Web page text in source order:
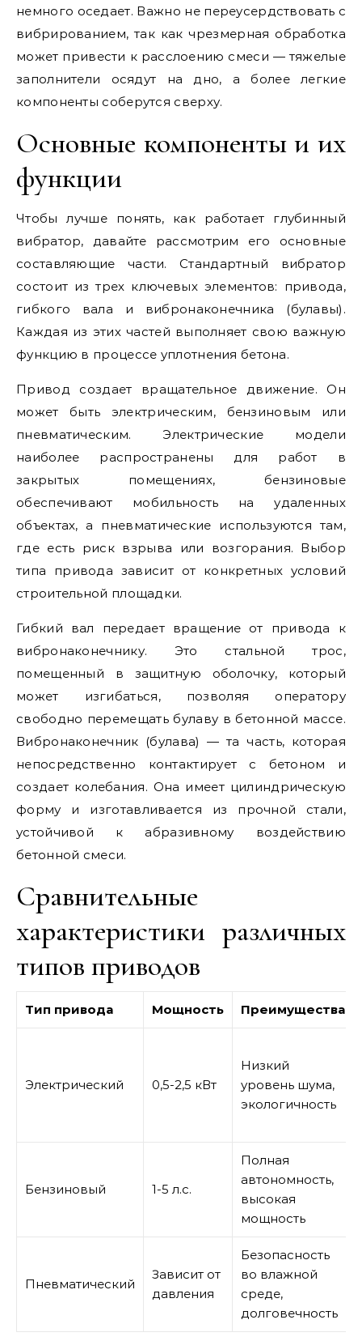
немного оседает. Важно не переусердствовать с
вибрированием, так как чрезмерная обработка
может привести к расслоению смеси — тяжелые
заполнители осядут на дно, а более легкие
компоненты соберутся сверху.
Основные компоненты и их
функции
Чтобы лучше понять, как работает глубинный
вибратор, давайте рассмотрим его основные
составляющие части. Стандартный вибратор
состоит из трех ключевых элементов: привода,
гибкого вала и вибронаконечника (булавы).
Каждая из этих частей выполняет свою важную
функцию в процессе уплотнения бетона.
Привод создает вращательное движение. Он
может быть электрическим, бензиновым или
пневматическим. Электрические модели
наиболее распространены для работ в
закрытых помещениях, бензиновые
обеспечивают мобильность на удаленных
объектах, а пневматические используются там,
где есть риск взрыва или возгорания. Выбор
типа привода зависит от конкретных условий
строительной площадки.
Гибкий вал передает вращение от привода к
вибронаконечнику. Это стальной трос,
помещенный в защитную оболочку, который
может изгибаться, позволяя оператору
свободно перемещать булаву в бетонной массе.
Вибронаконечник (булава) — та часть, которая
непосредственно контактирует с бетоном и
создает колебания. Она имеет цилиндрическую
форму и изготавливается из прочной стали,
устойчивой к абразивному воздействию
бетонной смеси.
Сравнительные
характеристики различных
типов приводов
Тип привода Мощность Преимущества
Электрический 0,5-2,5 кВт
Низкий
уровень шума,
экологичность
Бензиновый 1-5 л.с.
Полная
автономность,
высокая
мощность
Пневматический
Зависит от
давления
Безопасность
во влажной
среде,
долговечность